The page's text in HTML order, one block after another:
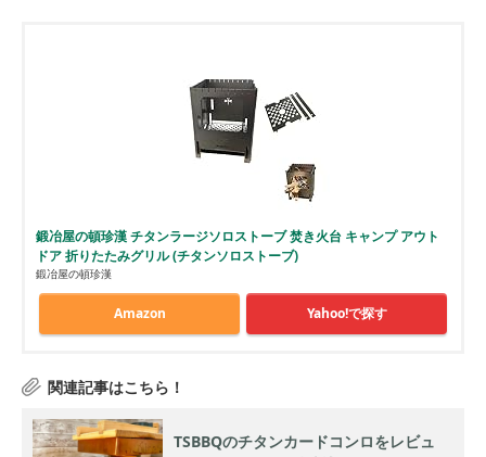
鍛冶屋の頓珍漢 チタンラージソロストーブ 焚き火台 キャンプ アウト
ドア 折りたたみグリル (チタンソロストーブ)
鍛冶屋の頓珍漢
Amazon Yahoo!で探す
TSBBQのチタンカードコンロをレビュ